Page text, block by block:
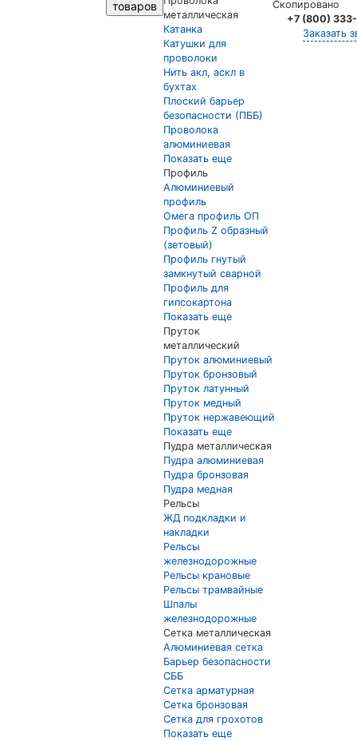
товаров
металлическая
Катанка
Катушки для
проволоки
Нить акл, аскл в
бухтах
Плоский барьер
безопасности (ПББ)
Проволока
алюминиевая
Показать еще
Профиль
Алюминиевый
профиль
Омега профиль ОП
Профиль Z образный
(зетовый)
Профиль гнутый
замкнутый сварной
Профиль для
гипсокартона
Показать еще
Пруток
металлический
Пруток алюминиевый
Пруток бронзовый
Пруток латунный
Пруток медный
Пруток нержавеющий
Показать еще
Пудра металлическая
Пудра алюминиевая
Пудра бронзовая
Пудра медная
Рельсы
ЖД подкладки и
накладки
Рельсы
железнодорожные
Рельсы крановые
Рельсы трамвайные
Шпалы
железнодорожные
Сетка металлическая
Алюминиевая сетка
Барьер безопасности
СББ
Сетка арматурная
Сетка бронзовая
Сетка для грохотов
Показать еще
Скопировано
+7 (800)
Заказать